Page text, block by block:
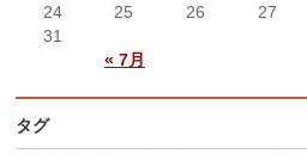
« 7月
24
25 26 27
31
タグ